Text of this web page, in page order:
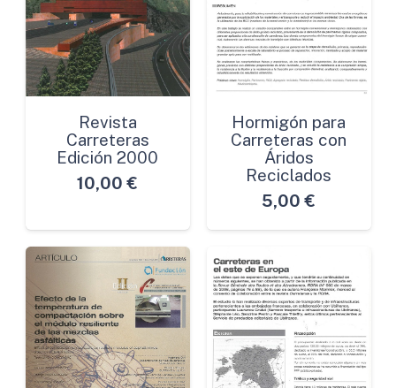
Revista
Carreteras
Edición 2000
10,00 €
Hormigón para
Carreteras con
Áridos
Reciclados
5,00 €